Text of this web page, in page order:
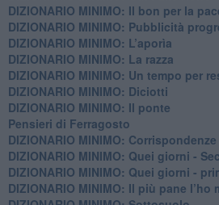
DIZIONARIO MINIMO: ​Il bon per la
DIZIONARIO MINIMO: Pubblicità
DIZIONARIO MINIMO: L’aporìa
DIZIONARIO MINIMO: La razza
DIZIONARIO MINIMO: Un tempo per
DIZIONARIO MINIMO: Diciotti
DIZIONARIO MINIMO: Il ponte
Pensieri di Ferragosto
DIZIONARIO MINIMO: Corrispondenze
DIZIONARIO MINIMO: Quei giorni -
DIZIONARIO MINIMO: Quei giorni -
DIZIONARIO MINIMO: Il più pane l’ho